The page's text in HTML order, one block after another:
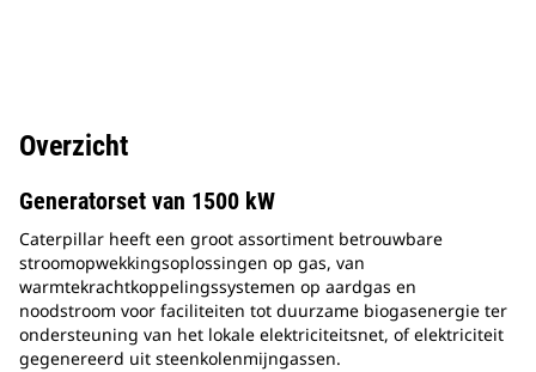
Overzicht
Generatorset van 1500 kW
Caterpillar heeft een groot assortiment betrouwbare
stroomopwekkingsoplossingen op gas, van
warmtekrachtkoppelingssystemen op aardgas en
noodstroom voor faciliteiten tot duurzame biogasenergie ter
ondersteuning van het lokale elektriciteitsnet, of elektriciteit
gegenereerd uit steenkolenmijngassen.